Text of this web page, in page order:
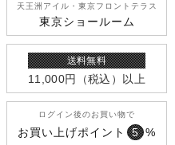
天王洲アイル ・東京フロントテラス
東京ショールーム
送料無料
11,000円 （税込） 以上
ログイン後のお買い物で
お買い上げポイント 5 %